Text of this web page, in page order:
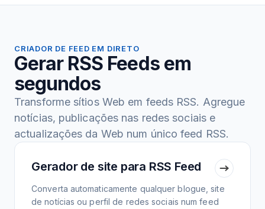
CRIADOR DE FEED EM DIRETO
Gerar RSS Feeds em
segundos
Transforme sítios Web em feeds RSS. Agregue
notícias, publicações nas redes sociais e
actualizações da Web num único feed RSS.
Gerador de site para RSS Feed
Converta automaticamente qualquer blogue, site
de notícias ou perfil de redes sociais num feed